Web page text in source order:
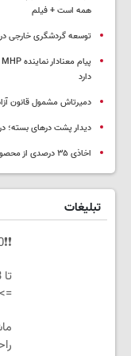
همه است + فیلم
توسعه گردشگری خارجی در
دارد
دمیرتاش مشمول قانون
دیدار پشت درهای بسته؛
اخاذی ۳۵ درصدی از محصولات کشاورزان عفرین
تبلیغات
❗❗200 میلیون وام❗❗ فقط با احراز هویت